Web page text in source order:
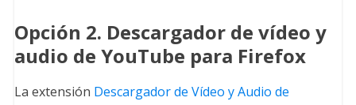
Opción 2. Descargador de vídeo y
audio de YouTube para Firefox
La extensión Descargador de Vídeo y Audio de